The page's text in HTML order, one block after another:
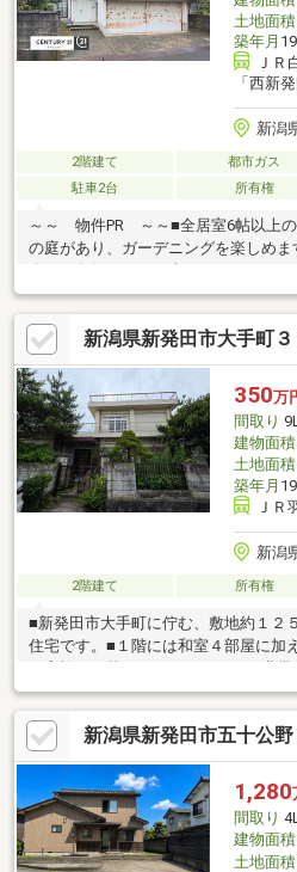
土地面積
築年月
ＪＲ
「西新
新潟
2階建て 都市ガス
駐車2台
所有権
～～ 物件PR ～～■全居室6帖以上の
の庭があり、ガーデニングを楽しめま
め■キッチン脇には勝手口があり、換
す■各部屋の収納の他に、廊下にも収
リ片付きます～～ 周辺環境（徒歩
店・・約17分■ウオロク住吉店・・約
■猿橋中学校・・約10分〇写真とは違
ださい●税金や銀行融資関係等の資金
的にお手伝いさせて頂きます
新潟県新発田市大手町
350万
間取り
建物面積
土地面積
築年月
Ｊ
新潟
2階建て 所有権
■新発田市大手町に佇む、敷地約１２
住宅です。■１階には和室４部屋に加
ご家族での暮らしはもちろん、二世
もご活用いただけるゆとりある間取
らではの開放感と約１２５坪のゆと
や庭づくりなど自由度の高い住まいづ
田市中心部に位置し、生活利便性と
た立地です。ご自宅としてはもちろ
所・教室・シェアハウスなど、幅広い
す。
新潟県新発田市五十公
1,280
間取り
建物面積
土地面積